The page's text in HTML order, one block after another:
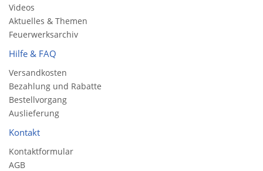
Videos
Aktuelles & Themen
Feuerwerksarchiv
Hilfe & FAQ
Versandkosten
Bezahlung und Rabatte
Bestellvorgang
Auslieferung
Kontakt
Kontaktformular
AGB